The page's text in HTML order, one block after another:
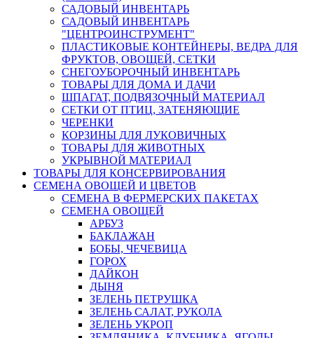
САДОВЫЙ ИНВЕНТАРЬ
САДОВЫЙ ИНВЕНТАРЬ
"ЦЕНТРОИНСТРУМЕНТ"
ПЛАСТИКОВЫЕ КОНТЕЙНЕРЫ, ВЕДРА ДЛЯ
ФРУКТОВ, ОВОЩЕЙ, СЕТКИ
СНЕГОУБОРОЧНЫЙ ИНВЕНТАРЬ
ТОВАРЫ ДЛЯ ДОМА И ДАЧИ
ШПАГАТ, ПОДВЯЗОЧНЫЙ МАТЕРИАЛ
СЕТКИ ОТ ПТИЦ, ЗАТЕНЯЮЩИЕ
ЧЕРЕНКИ
КОРЗИНЫ ДЛЯ ЛУКОВИЧНЫХ
ТОВАРЫ ДЛЯ ЖИВОТНЫХ
УКРЫВНОЙ МАТЕРИАЛ
ТОВАРЫ ДЛЯ КОНСЕРВИРОВАНИЯ
СЕМЕНА ОВОЩЕЙ И ЦВЕТОВ
СЕМЕНА В ФЕРМЕРСКИХ ПАКЕТАХ
СЕМЕНА ОВОЩЕЙ
АРБУЗ
БАКЛАЖАН
БОБЫ, ЧЕЧЕВИЦА
ГОРОХ
ДАЙКОН
ДЫНЯ
ЗЕЛЕНЬ ПЕТРУШКА
ЗЕЛЕНЬ САЛАТ, РУКОЛА
ЗЕЛЕНЬ УКРОП